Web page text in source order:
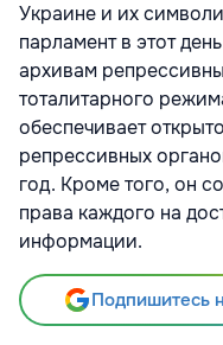
Украине и их
парламент в этот
архивам
тоталитарного
обеспечивает
репрессивных
год. Кроме того, он
права каждого на
информации.
Подпишитесь